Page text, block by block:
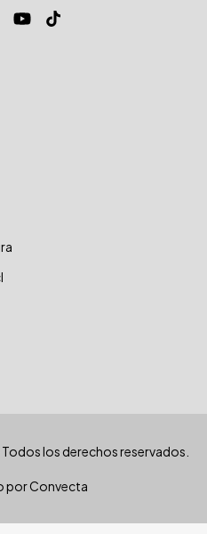
los derechos reservados.
porConvecta